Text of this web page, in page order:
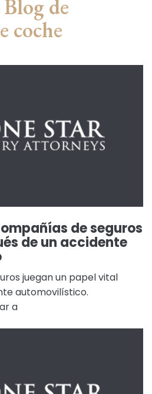
de
coche
de seguros
de un accidente
juegan un papel vital
automovilístico.
a